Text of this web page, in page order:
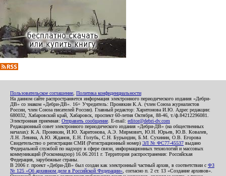
Пользовательское соглашение Политика конфиденциальности
На данном сайте распространяется информация электронного периодического издания «Дебри-
ДВ» со знаком «Дебри-ДВ». 16+ Учредитель: Пронякин К.А. (член Союза журналистов
России, член Союза писателей России). Главный редактор: Харитонова И.Ю. Адрес редакции:
680032, Хабаровский край, Хабаровск, проспект 60-летия Октября, 88-46, т./ф.84212296081.
Электронная приемная: Отправить сообщение . E-mail: editor@debri-dv.com
Редакционный совет электронного периодического издания «Дебри-ДВ» (на общественных
началах): К.А. Пронякин, И.Ю. Харитонова, А.Э. Мирмович, Ю.Н. Юрьев, Ю.В. Ковалев,
Л.Н. Левина, А.Ю. Жданов, Е.Н. Голубь, С.Н. Бурындин, Б.М. Сухинин, О.В. Егорова
Свидетельство о регистрации СМИ (Регистрационный номер) ЭЛ № ФС77-45537 выдано
Федеральной службой по надзору в сфере связи, информационных технологий и массовых
коммуникаций (Роскомнадзор) 16.06.2011 г. Территория распространения: Российская
Федерация, зарубежные страны.
В 2006 г. проект «Дебри-ДВ» был создан как электронный частный архив, в соответствии с ФЗ
№ 125 «Об архивном деле в Российской Федерации» , согласно п. 2 ст. 13 «Создание архивов».